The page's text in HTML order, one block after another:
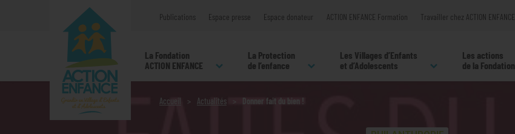
Publications Espace presse Espace donateur ACTION ENFANCE Formation Travailler chez ACTION ENFANCE
La Fondation
ACTION ENFANCE
La Protection
de l’enfance
Les Villages d’Enfants
et d’Adolescents
Les actions
de la Fondation
Accueil Actualités Donner fait du bien !